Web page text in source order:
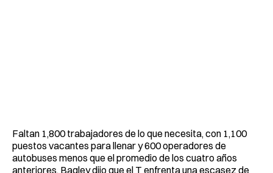
Faltan 1,800 trabajadores de lo que necesita, con 1,100
puestos vacantes para llenar y 600 operadores de
autobuses menos que el promedio de los cuatro años
anteriores, Bagley dijo que el T enfrenta una escasez de